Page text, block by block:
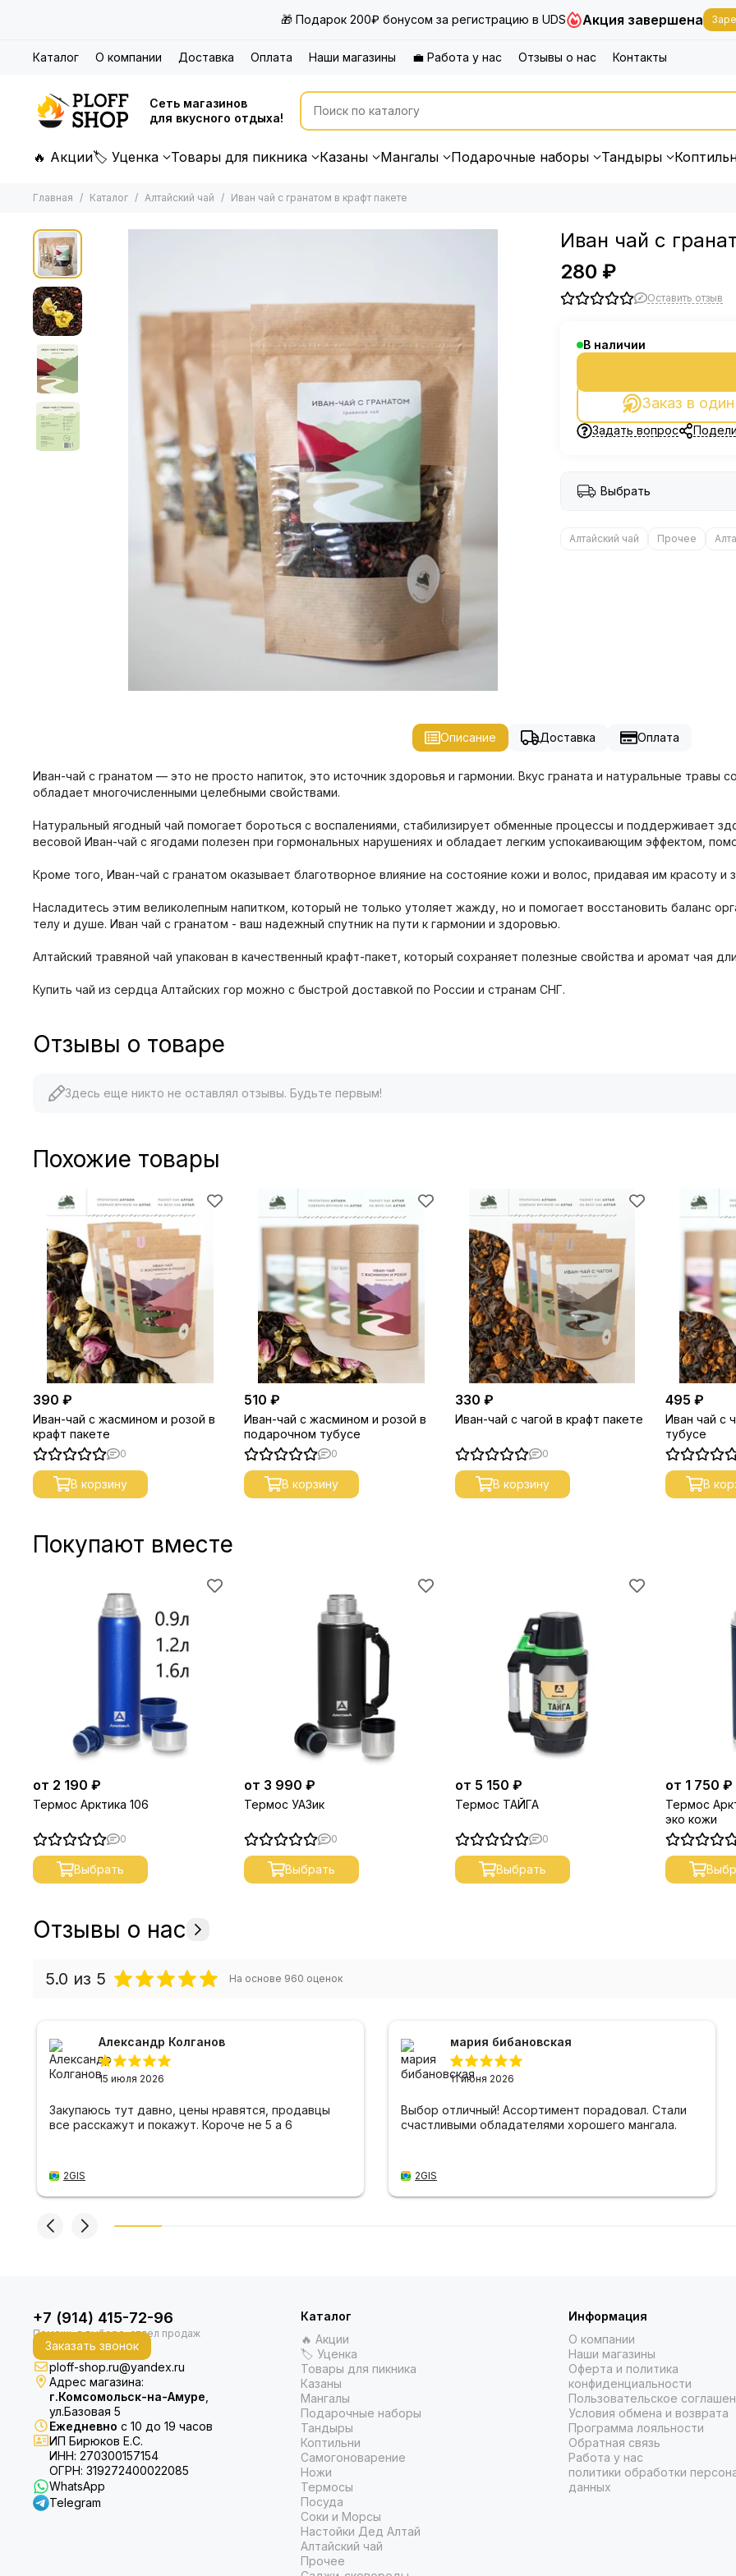
🎁 Подарок 200₽ бонусом за регистрацию в UDS Акция завершена
Каталог О компании Доставка Оплата Наши магазины 💼 Работа у нас Отзывы о нас Контакты
Сеть магазинов
для вкусного отдыха!
🔥 Акции🏷 Уценка Товары для пикника Казаны Мангалы Подарочные наборы Тандыры
Главная Каталог Алтайский чай Иван чай с гранатом в крафт пакете
Иван чай с
280 ₽
Оставить отзыв
В наличии
Заказ в
Задать вопрос
Выбрать
Алтайский чай Прочее
Описание Доставка Оплата
Иван-чай с гранатом — это не просто напиток, это источник здоровья и гармонии. Вкус граната и натуральные
обладает многочисленными целебными свойствами.
Натуральный ягодный чай помогает бороться с воспалениями, стабилизирует обменные процессы и поддерживает
весовой Иван-чай с ягодами полезен при гормональных нарушениях и обладает легким успокаивающим эффектом,
Кроме того, Иван-чай с гранатом оказывает благотворное влияние на состояние кожи и волос, придавая им красоту и
Насладитесь этим великолепным напитком, который не только утоляет жажду, но и помогает восстановить баланс
телу и душе. Иван чай с гранатом - ваш надежный спутник на пути к гармонии и здоровью.
Алтайский травяной чай упакован в качественный крафт-пакет, который сохраняет полезные свойства и аромат чая
Купить чай из сердца Алтайских гор можно с быстрой доставкой по России и странам СНГ.
Отзывы о товаре
Здесь еще никто не оставлял отзывы. Будьте первым!
Похожие товары
390 ₽
Иван-чай с жасмином и розой в
крафт пакете
0
В корзину
510 ₽
Иван-чай с жасмином и розой в
подарочном тубусе
0
В корзину
330 ₽
Иван-чай с чагой в крафт пакете
0
В корзину
495 ₽
Иван чай с
тубусе
В
Покупают вместе
от 2 190 ₽
Термос Арктика 106
0
Выбрать
от 3 990 ₽
Термос УАЗик
0
Выбрать
от 5 150 ₽
Термос ТАЙГА
0
Выбрать
от 1 750 ₽
Термос
эко кожи
Отзывы о нас
5.0 из 5 На основе 960 оценок
Александр Колганов
15 июля 2026
Закупаюсь тут давно, цены нравятся, продавцы
все расскажут и покажут. Короче не 5 а 6
2GIS
мария бибановская
11 июня 2026
Выбор отличный! Ассортимент порадовал. Стали
счастливыми обладателями хорошего мангала.
2GIS
+7 (914) 415-72-96
Заказать звонок
ploff-shop.ru@yandex.ru
Адрес магазина:
г.Комсомольск-на-Амуре
ул.Базовая 5
Ежедневно с 10 до 19 часов
ИП Бирюков Е.С.
ИНН: 270300157154
ОГРН: 319272400022085
WhatsApp
Telegram
Каталог
🔥 Акции
🏷 Уценка
Товары для пикника
Казаны
Мангалы
Подарочные наборы
Тандыры
Коптильни
Самогоноварение
Ножи
Термосы
Посуда
Соки и Морсы
Настойки Дед Алтай
Алтайский чай
Прочее
Информация
О компании
Наши магазины
Оферта и политика
конфиденциальности
Пользовательское
Условия обмена и возврата
Программа лояльности
Обратная связь
Работа у нас
политики обработки
данных